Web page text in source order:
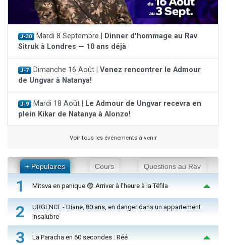
J-30 Mardi 8 Septembre |
Dinner d'hommage au Rav
Sitruk à Londres — 10 ans déjà
J-7 Dimanche 16 Août | Venez rencontrer le Admour
de Ungvar à Natanya!
J-9 Mardi 18 Août |
Le Admour de Ungvar recevra en
plein Kikar de Natanya à Alonzo!
Voir tous les événements à venir
+ Populaires Cours Questions au Rav
1 Mitsva en panique 😨 Arriver à l'heure à la Téfila
2
URGENCE - Diane, 80 ans, en danger dans un appartement
insalubre
3 La Paracha en 60 secondes : Réé